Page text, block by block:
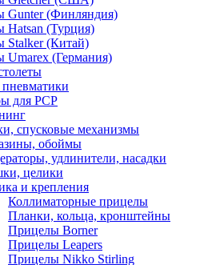
Gunter (Финляндия)
Hatsan (Турция)
Stalker (Китай)
Umarex (Германия)
для PCP
спусковые механизмы
обоймы
удлинители, насадки
целики
и крепления
Коллиматорные прицелы
Планки, кольца, кронштейны
Прицелы Borner
Прицелы Leapers
Прицелы Nikko Stirling